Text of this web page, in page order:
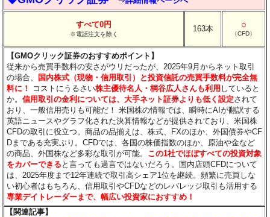
すべて0円
※電話注文を除く
163本 ○
（CFD）
【GMOクリック証券のおすすめポイント】
従来から売買手数料の安さがウリだったが、2025年9月からネット取引
の場合、
国内株式（現物・信用取引）と投資信託の売買手数料が完全無
料に！
コストにうるさい株主優待名人・桐谷広人さんも利用 していると
か。信用取引の金利については、大手ネット証券よりも低く設定されて
おり、一般信用売りも可能だ！ 米国株の情報では、瞬時にAIが翻訳する
英語ニュースやグラフ化された決算情報などが提供されており、米国株
CFDの取引に役立つ。商品の品揃えは、株式、FXのほか、外国債券やCF
Dまである充実ぶり。CFDでは、各国の株価指数のほか、原油や金など
の商品、外国株など多彩な取引が可能。 この1社でほぼすべての投資対象
をカバーできる と言っても過言ではないだろう。国内店頭CFDについて
は、2025年度まで12年連続で取引高シェア1位を継続。頻繁に売買しな
い初心者はもちろん、信用取引やCFDなどのレバレッジ取引も活用する
専業デイトレーダーまで、幅広い投資家におすすめ！
【関連記事】